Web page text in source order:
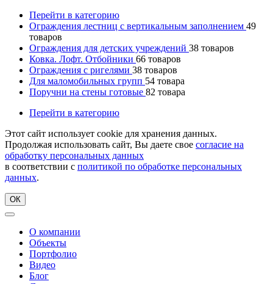
Перейти в категорию
Ограждения лестниц с вертикальным заполнением 49
товаров
Ограждения для детских учреждений 38 товаров
Ковка. Лофт. Отбойники 66 товаров
Ограждения с ригелями 38 товаров
Для маломобильных групп 54 товара
Поручни на стены готовые 82 товара
Перейти в категорию
Этот сайт использует cookie для хранения данных.
Продолжая использовать сайт, Вы даете свое согласие на
обработку персональных данных
в соответствии с политикой по обработке персональных
данных.
ОК
О компании
Объекты
Портфолио
Видео
Блог